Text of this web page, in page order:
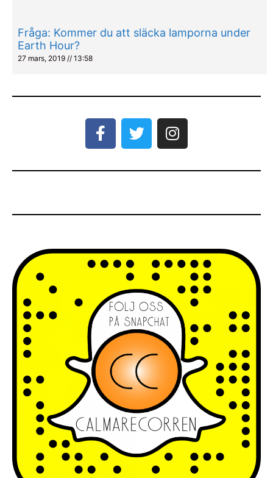
Fråga: Kommer du att släcka lamporna under
Earth Hour?
27 mars, 2019 13:58